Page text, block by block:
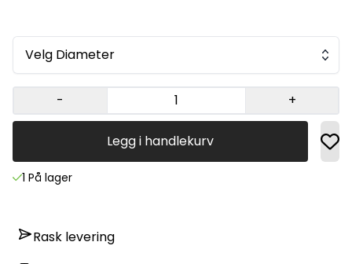
Velg Diameter
- +
Legg i handlekurv
1 På lager
Rask levering